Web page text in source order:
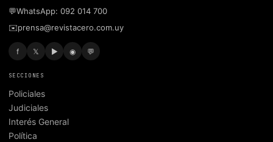
💬WhatsApp: 092 014 700
✉️prensa@revistacero.com.uy
f 𝕏 ▶ ◉ 💬
SECCIONES
Policiales
Judiciales
Interés General
Política